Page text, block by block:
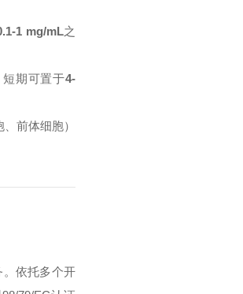
1 mg/mL之
短期可置于4-
前体细胞）
依托多个开